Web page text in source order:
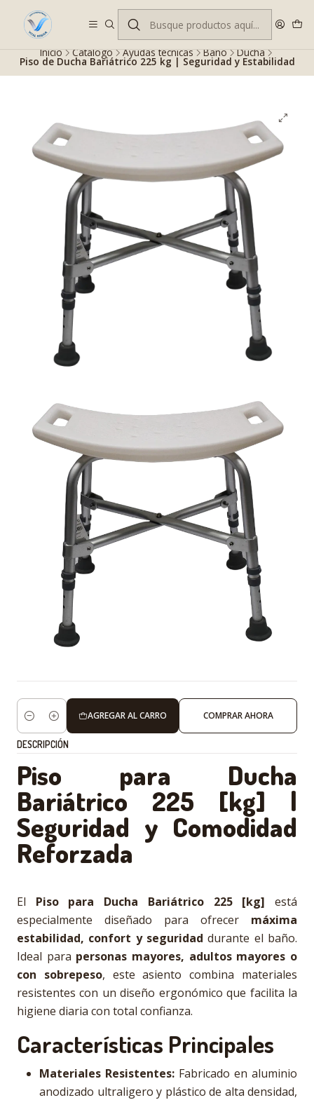
Despacho gratis en RM desde $100.000. Revisa las condiciones.
Inicio Catálogo Ayudas técnicas Baño Ducha
Piso de Ducha Bariátrico 225 kg | Seguridad y Estabilidad
Cantidad
AGREGAR AL CARRO COMPRAR AHORA
DESCRIPCIÓN
Piso para Ducha
Bariátrico 225 [kg] |
Seguridad y Comodidad
Reforzada
El Piso para Ducha Bariátrico 225 [kg] está
especialmente diseñado para ofrecer máxima
estabilidad, confort y seguridad durante el baño.
Ideal para personas mayores, adultos mayores o
con sobrepeso, este asiento combina materiales
resistentes con un diseño ergonómico que facilita la
higiene diaria con total confianza.
Características Principales
Materiales Resistentes: Fabricado en aluminio
anodizado ultraligero y plástico de alta densidad,